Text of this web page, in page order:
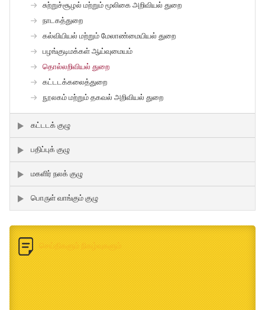
சுற்றுச்சூழல் மற்றும் மூலிகை அறிவியல் துறை
நாடகத்துறை
கல்வியியல் மற்றும் மேலாண்மையியல் துறை
பழங்குடிமக்கள் ஆய்வுமையம்
தொல்லறிவியல் துறை
கட்டடக்கலைத்துறை
நூலகம் மற்றும் தகவல் அறிவியல் துறை
கட்டடக் குழு
பதிப்புக் குழு
மகளிர் நலக் குழு
பொருள் வாங்கும் குழு
செய்திகளும் நிகழ்வுகளும்